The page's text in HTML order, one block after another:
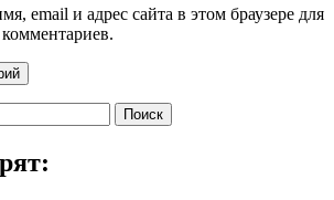
email и адрес сайта в этом браузере для